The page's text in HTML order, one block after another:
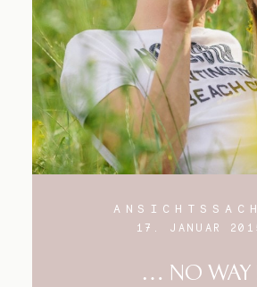
17. JANUAR
… NO WAY